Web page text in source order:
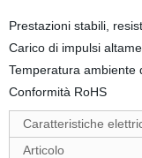
Prestazioni stabili,
Carico di impulsi
Temperatura
Conformità RoHS
Caratteristiche
Articolo